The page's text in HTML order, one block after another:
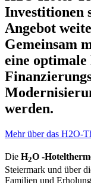
Investitionen
Angebot
Gemeinsam
eine
werden.
Mehr über das H2O-
Die H2O -
Steiermark und über
Familien und